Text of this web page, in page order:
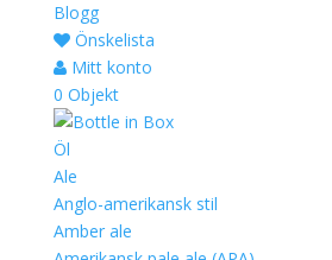
Blogg
Önskelista
Mitt konto
0 Objekt
Öl
Ale
Anglo-amerikansk stil
Amber ale